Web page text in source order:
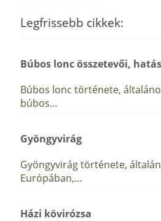
Legfrissebb cikkek:
Búbos lonc összetevői,
Búbos lonc története,
búbos…
Gyöngyvirág
Gyöngyvirág története,
Európában,…
Házi kövirózsa